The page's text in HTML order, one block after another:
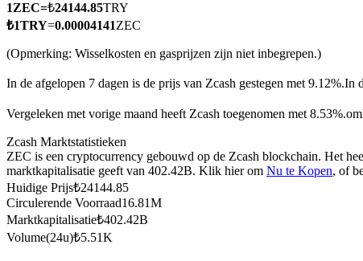
TradFi
USDC-futures
Futures met USDC als onderpand
1ZEC=₺24144.85TRY
₺1TRY=0.00004141ZEC
(Opmerking: Wisselkosten en gasprijzen zijn niet inbegrepen.)
In de afgelopen 7 dagen is de prijs van Zcash gestegen met 9.12%.In
Vergeleken met vorige maand heeft Zcash toegenomen met
Zcash Marktstatistieken
ZEC is een cryptocurrency gebouwd op de Zcash blockchain. Het
marktkapitalisatie geeft van 402.42B. Klik hier om Nu te Kopen, of
Huidige Prijs₺24144.85
Circulerende Voorraad16.81M
Marktkapitalisatie₺402.42B
Volume(24u)₺5.51K